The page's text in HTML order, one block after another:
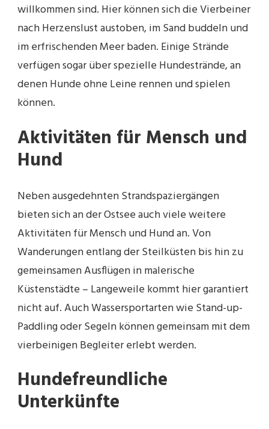
willkommen sind. Hier können sich die Vierbeiner
nach Herzenslust austoben, im Sand buddeln und
im erfrischenden Meer baden. Einige Strände
verfügen sogar über spezielle Hundestrände, an
denen Hunde ohne Leine rennen und spielen
können.
Aktivitäten für Mensch und
Hund
Neben ausgedehnten Strandspaziergängen
bieten sich an der Ostsee auch viele weitere
Aktivitäten für Mensch und Hund an. Von
Wanderungen entlang der Steilküsten bis hin zu
gemeinsamen Ausflügen in malerische
Küstenstädte – Langeweile kommt hier garantiert
nicht auf. Auch Wassersportarten wie Stand-up-
Paddling oder Segeln können gemeinsam mit dem
vierbeinigen Begleiter erlebt werden.
Hundefreundliche
Unterkünfte